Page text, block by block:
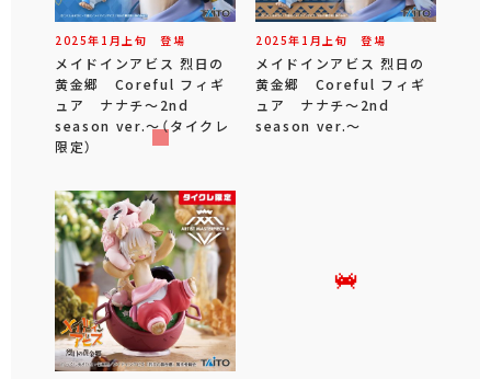
2025年 1 月 上旬 登場
メイドインアビス 烈日の
黄金郷 Coreful フィギ
ュア ナナチ～2nd
season ver.～（タイクレ
限定）
2025年 1 月 上旬 登場
メイドインアビス 烈日の
黄金郷 Coreful フィギ
ュア ナナチ～2nd
season ver.～